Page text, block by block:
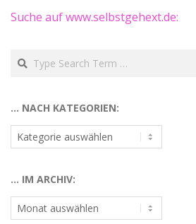
Suche auf www.selbstgehext.de:
Search
… NACH KATEGORIEN:
…
nach
… IM ARCHIV:
…
im